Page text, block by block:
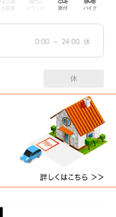
大型車 トラック 原付 バイク
0:00 ～ 24:00 休
休